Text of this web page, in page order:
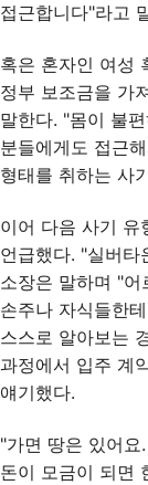
접근합니다"라고
혹은 혼자인 여성
정부 보조금을 가
말한다. "몸이 불
분들에게도 접근
형태를 취하는 사
이어 다음 사기 유
언급했다. "실버타
소장은 말하며 "어
손주나 자식들한
스스로 알아보는
과정에서 입주 계
얘기했다.
"가면 땅은 있어
돈이 모금이 되면